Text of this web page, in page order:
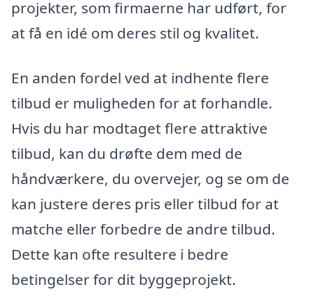
projekter, som firmaerne har udført, for
at få en idé om deres stil og kvalitet.
En anden fordel ved at indhente flere
tilbud er muligheden for at forhandle.
Hvis du har modtaget flere attraktive
tilbud, kan du drøfte dem med de
håndværkere, du overvejer, og se om de
kan justere deres pris eller tilbud for at
matche eller forbedre de andre tilbud.
Dette kan ofte resultere i bedre
betingelser for dit byggeprojekt.